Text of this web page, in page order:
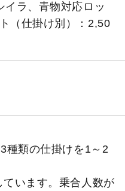
イラ、青物対応ロッ
（仕掛け別）：2,50
種類の仕掛けを1～2
います。乗合人数が